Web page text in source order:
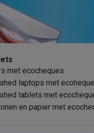
met ecocheques
laptops met
tablets met
en papier met